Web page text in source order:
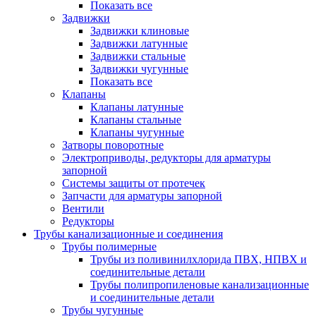
Показать все
Задвижки
Задвижки клиновые
Задвижки латунные
Задвижки стальные
Задвижки чугунные
Показать все
Клапаны
Клапаны латунные
Клапаны стальные
Клапаны чугунные
Затворы поворотные
Электроприводы, редукторы для арматуры
запорной
Системы защиты от протечек
Запчасти для арматуры запорной
Вентили
Редукторы
Трубы канализационные и соединения
Трубы полимерные
Трубы из поливинилхлорида ПВХ, НПВХ и
соединительные детали
Трубы полипропиленовые канализационные
и соединительные детали
Трубы чугунные